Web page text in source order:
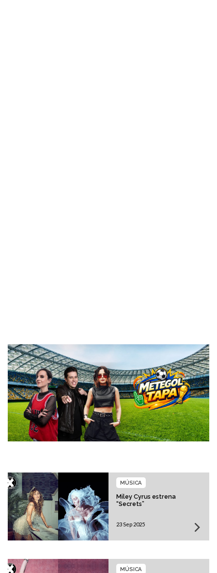
Miley Cyrus estrena
“Secrets”
MÚSICA
23 Sep 2025
MÚSICA